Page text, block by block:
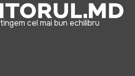
cel mai bun echilibru